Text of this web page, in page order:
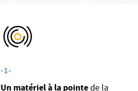
-1-
Un matériel à la pointe